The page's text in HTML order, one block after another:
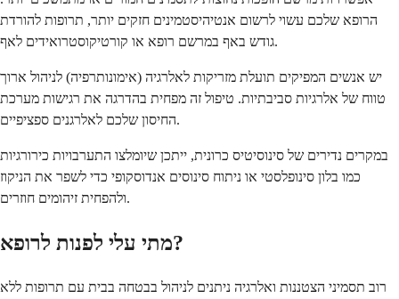
הרופא שלכם עשוי לרשום אנטיהיסטמינים חזקים יותר, תרופות להורדת
גודש באף במרשם רופא או קורטיקוסטרואידים לאף.
יש אנשים המפיקים תועלת מזריקות לאלרגיה (אימונותרפיה) לניהול ארוך
טווח של אלרגיות סביבתיות. טיפול זה מפחית בהדרגה את רגישות מערכת
החיסון שלכם לאלרגנים ספציפיים.
במקרים נדירים של סינוסיטיס כרונית, ייתכן שיומלצו התערבויות כירורגיות
כמו בלון סינופלסטי או ניתוח סינוסים אנדוסקופי כדי לשפר את הניקוז
ולהפחית זיהומים חוזרים.
מתי עלי לפנות לרופא?
רוב תסמיני הצטננות ואלרגיה ניתנים לניהול בבטחה בבית עם תרופות ללא